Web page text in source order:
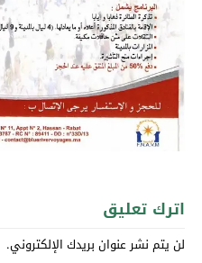
اترك تعليق
لن يتم نشر عنوان بريدك الإلكتروني.